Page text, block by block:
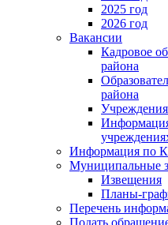
2025 год
2026 год
Вакансии
Кадровое
района
района
Информация
Муниципальные
Извещения
Планы-
Перечень
Подать